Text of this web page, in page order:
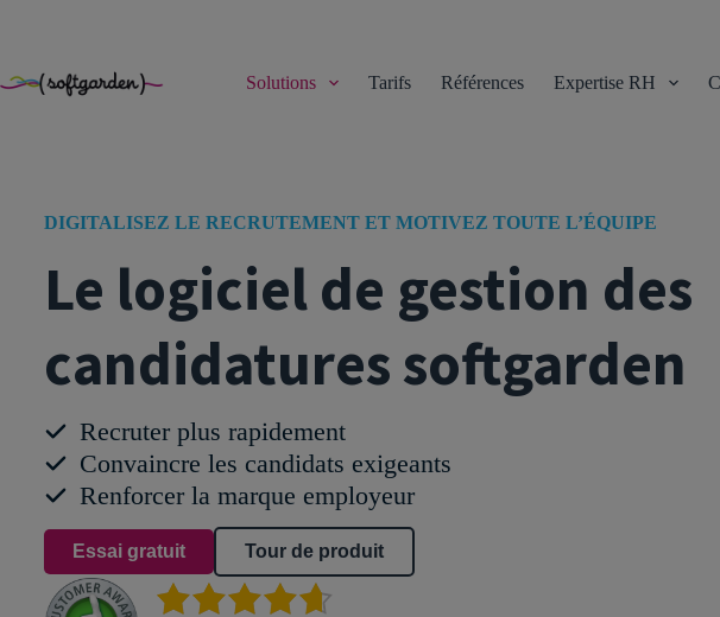
contenu
Solutions Tarifs Références Expertise RH
DIGITALISEZ LE RECRUTEMENT ET MOTIVEZ TOUTE L’ÉQUIPE
Le logiciel de gestion des
candidatures softgarden
Recruter plus rapidement
Convaincre les candidats exigeants
Renforcer la marque employeur
Essai gratuit Tour de produit